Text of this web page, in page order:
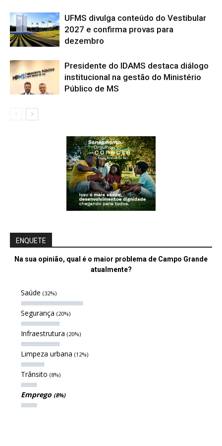
UFMS divulga conteúdo do Vestibular
2027 e confirma provas para
dezembro
Presidente do IDAMS destaca diálogo
institucional na gestão do Ministério
Público de MS
ENQUETE
Na sua opinião, qual é o maior problema de Campo Grande
atualmente?
Saúde (32%)
Segurança (20%)
Infraestrutura (20%)
Limpeza urbana (12%)
Trânsito (8%)
Emprego (8%)